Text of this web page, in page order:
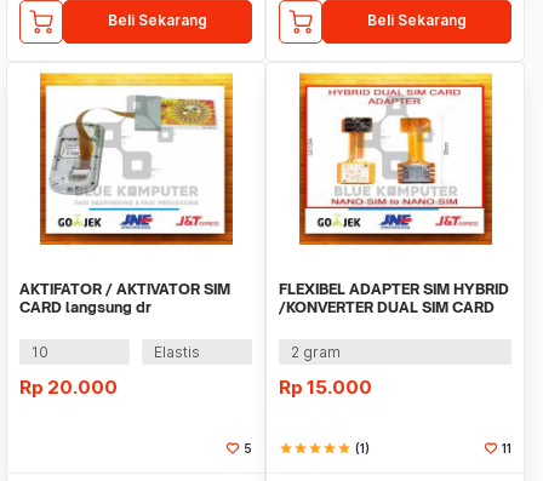
Beli Sekarang Beli Sekarang
AKTIFATOR / AKTIVATOR SIM
CARD langsung dr
10
Elastis
Rp 20.000
5
FLEXIBEL ADAPTER SIM HYBRID
/KONVERTER DUAL SIM CARD
2 gram
Rp 15.000
starstarstarstarstar (1) 11